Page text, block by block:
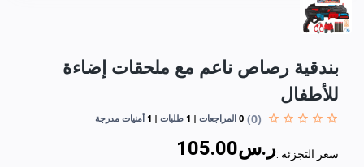
بندقية رصاص ناعم مع ملحقات إضاءة
للأطفال
(0)
0 المراجعات 1 طلبات 1 أمنيات مدرجة
سعر التجزئه :ر.س105.00